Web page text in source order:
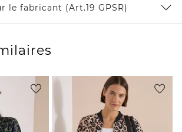
le fabricant (Art.19 GPSR)